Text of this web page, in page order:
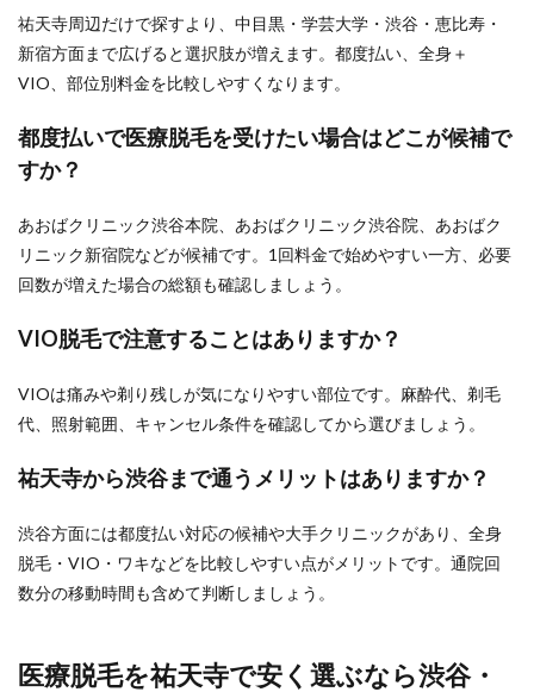
祐天寺周辺だけで探すより、中目黒・学芸大学・渋谷・恵比寿・
新宿方面まで広げると選択肢が増えます。都度払い、全身＋
VIO、部位別料金を比較しやすくなります。
都度払いで医療脱毛を受けたい場合はどこが候補で
すか？
あおばクリニック渋谷本院、あおばクリニック渋谷院、あおばク
リニック新宿院などが候補です。1回料金で始めやすい一方、必要
回数が増えた場合の総額も確認しましょう。
VIO脱毛で注意することはありますか？
VIOは痛みや剃り残しが気になりやすい部位です。麻酔代、剃毛
代、照射範囲、キャンセル条件を確認してから選びましょう。
祐天寺から渋谷まで通うメリットはありますか？
渋谷方面には都度払い対応の候補や大手クリニックがあり、全身
脱毛・VIO・ワキなどを比較しやすい点がメリットです。通院回
数分の移動時間も含めて判断しましょう。
医療脱毛を祐天寺で安く選ぶなら渋谷・